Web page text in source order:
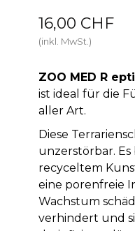
16,00 CHF
(inkl. MwSt.)
ZOO MED R
ist ideal für die
aller Art.
Diese
unzerstörbar. Es
recyceltem
eine porenfreie
Wachstum
verhindert und